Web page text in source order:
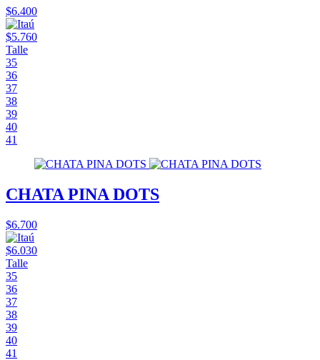
$6.400
$5.760
Talle
35
36
37
38
39
40
41
CHATA PINA DOTS
$6.700
$6.030
Talle
35
36
37
38
39
40
41